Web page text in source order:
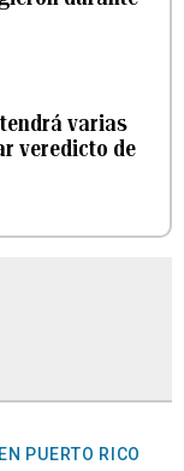
varias
veredicto de
PUERTO RICO